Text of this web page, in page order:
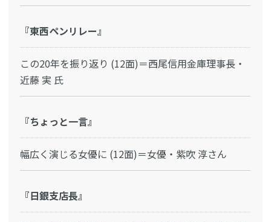
『東西ペンリレー』
この20年を振り返り (12面)＝西尾信用金庫理事長・
近藤 実 氏
『ちょっと一言』
幅広く演じる女優に (12面)＝女優・紫吹 淳さん
『日銀支店長』